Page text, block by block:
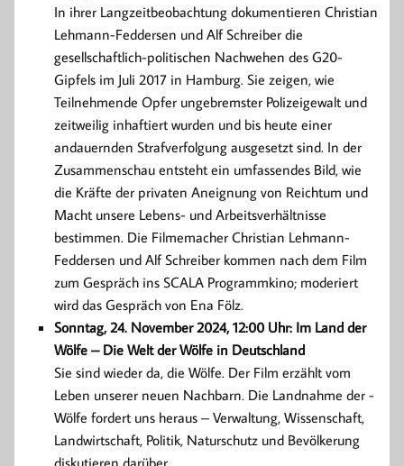
In ihrer Langzeitbeobachtung dokumentieren Christian
Lehmann-Feddersen und Alf Schreiber die
gesellschaftlich-politischen Nachwehen des G20-
Gipfels im Juli 2017 in Hamburg. Sie zeigen, wie
Teilnehmende Opfer ungebremster Polizeigewalt und
zeit­weilig inhaftiert wurden und bis ­heute einer
andauernden Strafverfolgung ausgesetzt sind. In der
Zusammenschau entsteht ein umfassendes Bild, wie
die Kräfte der privaten Aneignung von Reichtum und
Macht unsere Lebens- und Arbeitsverhältnisse
bestimmen. Die Filmemacher Christian Lehmann-
Feddersen und Alf Schreiber kommen nach dem Film
zum Gespräch ins SCALA Programmkino; moderiert
wird das Gespräch von Ena Fölz.
Sonntag, 24. November 2024, 12:00 Uhr: Im Land der
Wölfe – Die Welt der Wölfe in Deutschland
Sie sind wieder da, die Wölfe. Der Film erzählt vom
Leben unserer neuen Nachbarn. Die Landnahme der ­
Wölfe fordert uns heraus – Verwaltung, Wissenschaft,
Landwirtschaft, Politik, ­Naturschutz und Bevölkerung